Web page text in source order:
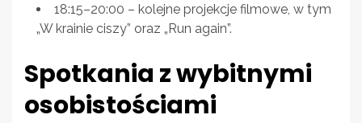
18:15–20:00 – kolejne projekcje filmowe, w tym
„W krainie ciszy” oraz „Run again”.
Spotkania z wybitnymi
osobistościami